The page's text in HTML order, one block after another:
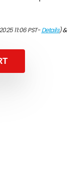
11:06 PST-Details)&